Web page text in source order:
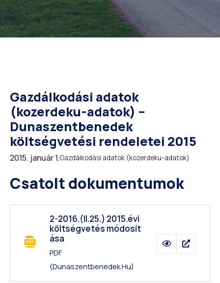
Gazdálkodási adatok
(kozerdeku-adatok) –
Dunaszentbenedek
költségvetési rendeletei 2015
2015. január 1.Gazdálkodási adatok (kozerdeku-adatok)
Csatolt dokumentumok
2-2016.(II.25.) 2015.évi
költségvetés módosít
ása
PDF
(dunaszentbenedek.hu)